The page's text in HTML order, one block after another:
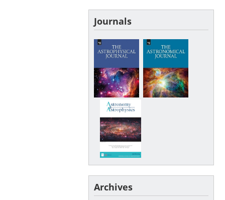
Journals
Archives